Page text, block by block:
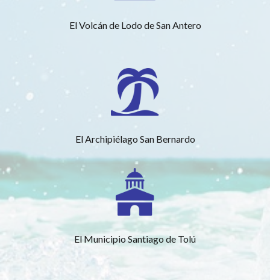
El Volcán de Lodo de San Antero
El Archipiélago San Bernardo
El Municipio Santiago de Tolú